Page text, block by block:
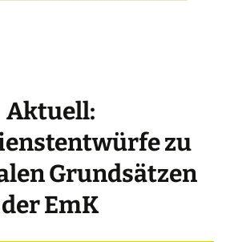
Aktuell:
zu
Grundsätzen
der EmK